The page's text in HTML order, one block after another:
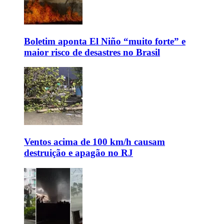
Boletim aponta El Niño “muito forte” e
maior risco de desastres no Brasil
Ventos acima de 100 km/h causam
destruição e apagão no RJ